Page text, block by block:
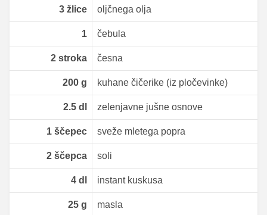
3žlice oljčnega olja
1 čebula
2stroka česna
200g kuhane čičerike (iz pločevinke)
2.5dl zelenjavne jušne osnove
1ščepec sveže mletega popra
2ščepca soli
4dl instant kuskusa
25g masla